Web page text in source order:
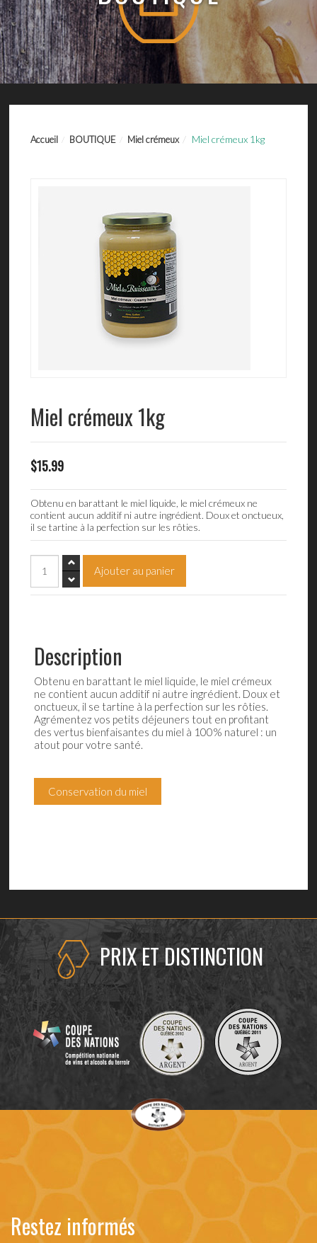
Accueil BOUTIQUE Miel crémeux Miel crémeux 1kg
Miel crémeux 1kg
$15.99
Obtenu en barattant le miel liquide, le miel crémeux ne
contient aucun additif ni autre ingrédient. Doux et onctueux,
il se tartine à la perfection sur les rôties.
Description
Obtenu en barattant le miel liquide, le miel crémeux
ne contient aucun additif ni autre ingrédient. Doux et
onctueux, il se tartine à la perfection sur les rôties.
Agrémentez vos petits déjeuners tout en profitant
des vertus bienfaisantes du miel à 100% naturel : un
atout pour votre santé.
Conservation du miel
PRIX ET DISTINCTION
Restez informés